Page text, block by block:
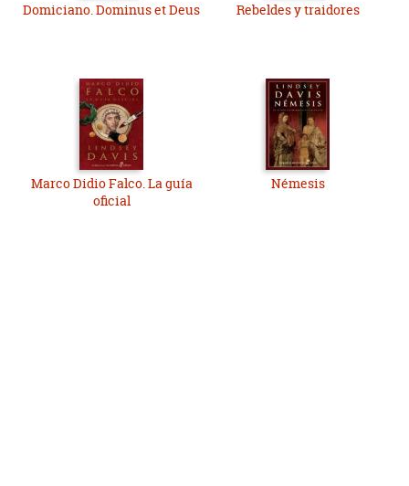
Domiciano. Dominus et Deus Rebeldes y traidores
Marco Didio Falco. La guía
oficial
Némesis